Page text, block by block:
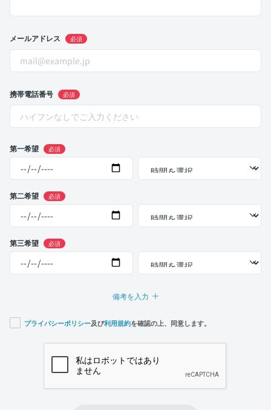
メールアドレス 必須
携帯電話番号 必須
第一希望 必須
第二希望 必須
第三希望 必須
備考を入力
プライバシーポリシー及び利用規約を確認の上、同意します。